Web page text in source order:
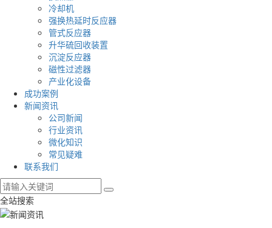
冷却机
强换热延时反应器
管式反应器
升华硫回收装置
沉淀反应器
磁性过滤器
产业化设备
成功案例
新闻资讯
公司新闻
行业资讯
微化知识
常见疑难
联系我们
全站搜索